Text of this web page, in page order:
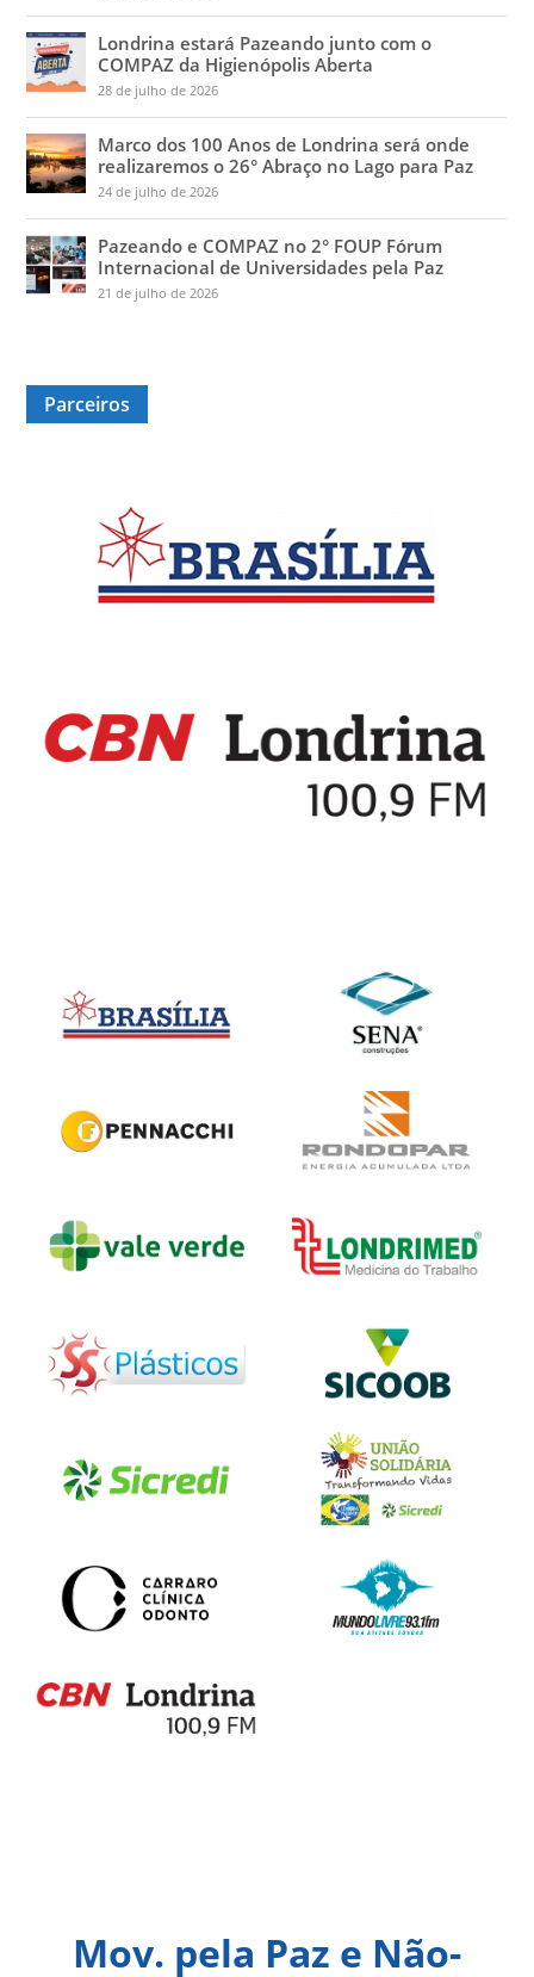
Londrina estará Pazeando junto com o
COMPAZ da Higienópolis Aberta
28 de julho de 2026
Marco dos 100 Anos de Londrina será onde
realizaremos o 26° Abraço no Lago para Paz
24 de julho de 2026
Pazeando e COMPAZ no 2° FOUP Fórum
Internacional de Universidades pela Paz
21 de julho de 2026
Parceiros
Mov. pela Paz e Não-